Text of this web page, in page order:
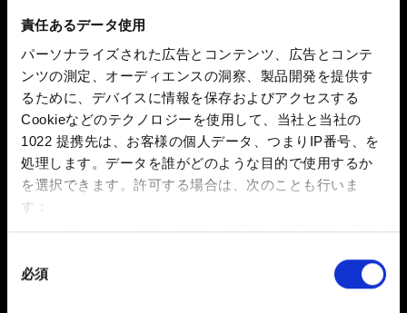
責任あるデータ使用
パーソナライズされた広告とコンテンツ、広告とコンテ
ンツの測定、オーディエンスの洞察、製品開発を提供す
るために、デバイスに情報を保存およびアクセスする
Cookieなどのテクノロジーを使用して、当社と当社の
1022 提携先は、お客様の個人データ、つまりIP番号、を
処理します。データを誰がどのような目的で使用するか
を選択できます。 許可する場合は、次のことも行いま
す：
数メートル以内の誤差の地理的な位置情報を収集
特定の特性（フィンガープリント）を積極的にス
必須
ゲームが進行が妨げられます
実績
Steam の実績アンロックに関して問題が発生す
る場合は、お問い合わせください。
GOG Galaxy の実績を達成したのに完了とみな
されない